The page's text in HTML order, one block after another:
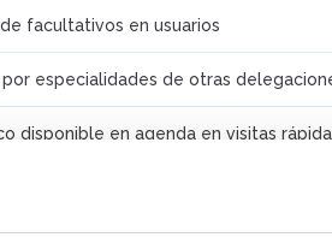
facultativos en usuarios
especialidades de otras
disponible en agenda en visitas